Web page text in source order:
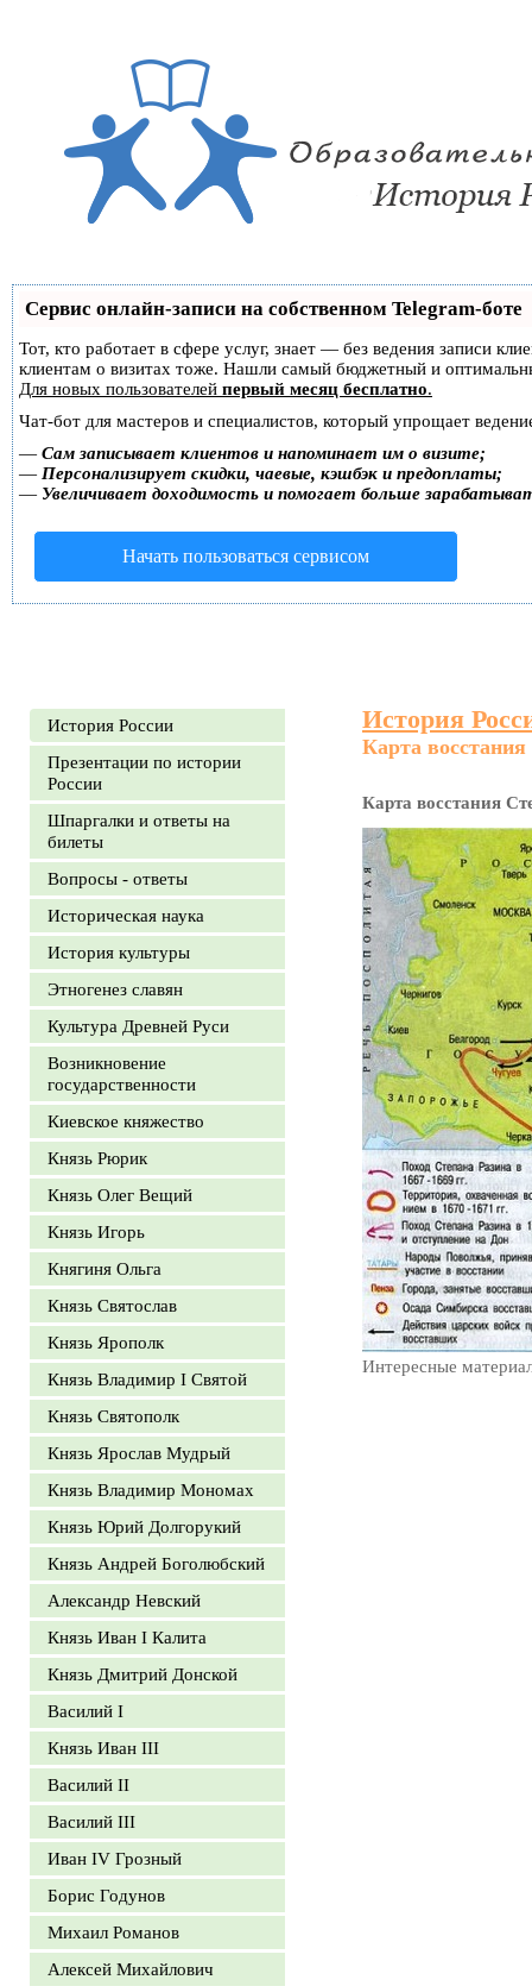
Сервис онлайн-записи на собственном Telegram-боте
Тот, кто работает в сфере услуг, знает — без ведения записи
клиентам о визитах тоже. Нашли самый бюджетный и
Для новых пользователей первый месяц бесплатно.
Чат-бот для мастеров и специалистов, который упрощает
— Сам записывает клиентов и напоминает им о визите;
— Персонализирует скидки, чаевые, кэшбэк и предоплаты;
— Увеличивает доходимость и помогает больше
Начать пользоваться сервисом
История России
Презентации по истории
России
Шпаргалки и ответы на
билеты
Вопросы - ответы
Историческая наука
История культуры
Этногенез славян
Культура Древней Руси
Возникновение
государственности
Киевское княжество
Князь Рюрик
Князь Олег Вещий
Князь Игорь
Княгиня Ольга
Князь Святослав
Князь Ярополк
Князь Владимир I Святой
Князь Святополк
Князь Ярослав Мудрый
Князь Владимир Мономах
Князь Юрий Долгорукий
Князь Андрей Боголюбский
Александр Невский
Князь Иван I Калита
Князь Дмитрий Донской
Василий I
Князь Иван III
Василий II
Василий III
Иван IV Грозный
Борис Годунов
Михаил Романов
Алексей Михайлович
История
Карта
Карта восстания
Интересные